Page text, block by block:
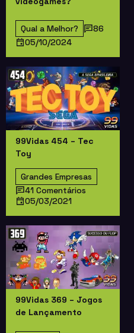
Qual a Melhor?
86
05/10/2024
99Vidas 454 – Tec
Toy
Grandes Empresas
41 Comentários
05/03/2021
99Vidas 369 – Jogos
de Lançamento